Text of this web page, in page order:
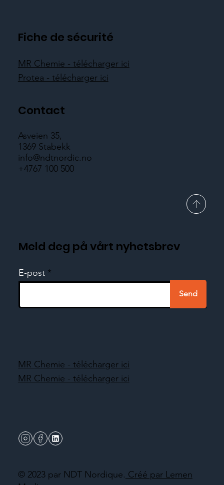
Fiche de sécurité
MR Chemie - télécharger ici
Protea - télécharger ici
Contact
Asveien 35,
1369 Stabekk
info@ndtnordic.no
+4767 100 500
Meld deg på vårt nyhetsbrev
E-post
Send
© 2023 par NDT Nordique. Créé par Lemen
MR Chemie - télécharger ici
MR Chemie - télécharger ici